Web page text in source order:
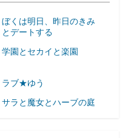
ぼくは明日、昨日のきみ
とデートする
学園とセカイと楽園
ラブ★ゆう
サラと魔女とハーブの庭